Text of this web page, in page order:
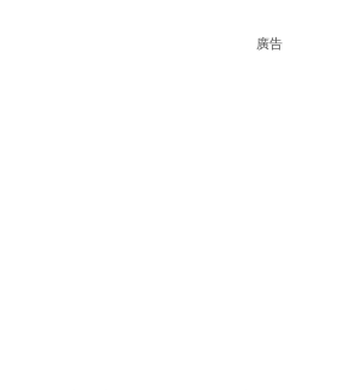
廣告